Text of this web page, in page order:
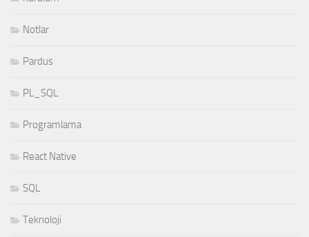
Notlar
Pardus
PL_SQL
Programlama
React Native
SQL
Teknoloji